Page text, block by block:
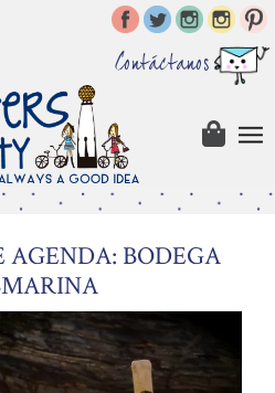
Contáctanos
AGENDA: BODEGA